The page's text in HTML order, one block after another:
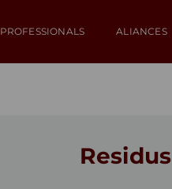
PROFESSIONALS ALIANCES